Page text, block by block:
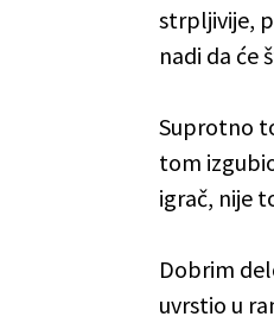
strpljivije,
nadi da će
Suprotno
tom
igrač, nije
Dobrim
uvrstio u